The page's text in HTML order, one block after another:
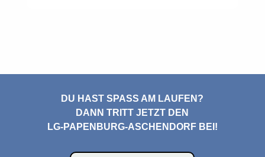
DU HAST SPASS AM LAUFEN?
DANN TRITT JETZT DEN
LG-PAPENBURG-ASCHENDORF BEI!